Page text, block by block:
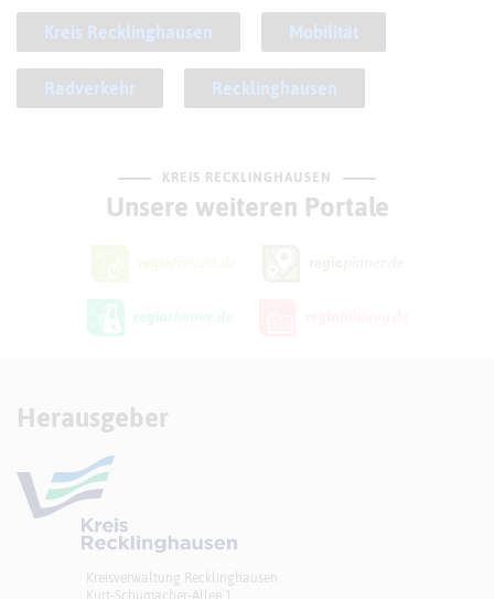
Kreis Recklinghausen Mobilität
Radverkehr Recklinghausen
KREIS RECKLINGHAUSEN
Unsere weiteren Portale
Herausgeber
Kreisverwaltung Recklinghausen
Kurt-Schumacher-Allee 1